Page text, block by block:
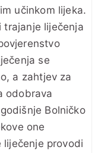
učinkom lijeka.
trajanje liječenja
se
a zahtjev za
odobrava
Bolničko
one
liječenje provodi